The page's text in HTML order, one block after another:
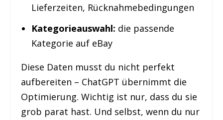
Lieferzeiten, Rücknahmebedingungen
Kategorieauswahl: die passende
Kategorie auf eBay
Diese Daten musst du nicht perfekt
aufbereiten – ChatGPT übernimmt die
Optimierung. Wichtig ist nur, dass du sie
grob parat hast. Und selbst, wenn du nur